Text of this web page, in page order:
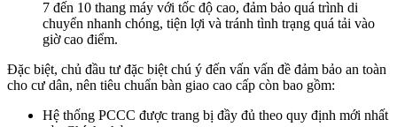
7 đến 10 thang máy với tốc độ cao, đảm bảo quá trình di
chuyển nhanh chóng, tiện lợi và tránh tình trạng quá tải vào
giờ cao điểm.
Đặc biệt, chủ đầu tư đặc biệt chú ý đến vấn vấn đề đảm bảo an toàn
cho cư dân, nên tiêu chuẩn bàn giao cao cấp còn bao gồm:
Hệ thống PCCC được trang bị đầy đủ theo quy định mới nhất